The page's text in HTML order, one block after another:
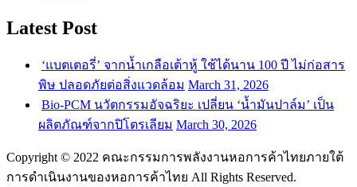
Latest Post
‘แบตเตอรี่’ จากน้ำเกลือเต้าหู้ ใช้ได้นาน 100 ปี ไม่ก่อสาร
พิษ ปลอดภัยต่อสิ่งแวดล้อม March 31, 2026
Bio-PCM นวัตกรรมอัจฉริยะ เปลี่ยน ‘น้ำมันปาล์ม’ เป็น
ผลิตภัณฑ์จากปิโตรเลียม March 30, 2026
Copyright © 2022 คณะกรรมการพลังงานหอการค้าไทยภายใต้
การดำเนินงานของหอการค้าไทย All Rights Reserved.